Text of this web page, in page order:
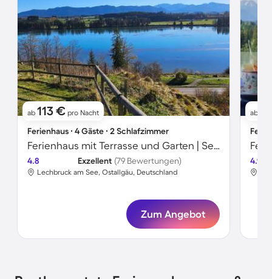
ab 113 € pro Nacht
Ferienhaus ∙ 4 Gäste ∙ 2 Schlafzimmer
Ferienhaus mit Terrasse und Garten | Seeblick
4.8 Exzellent (79 Bewertungen)
Lechbruck am See, Ostallgäu, Deutschland
Zum Angebot
ab
4.9